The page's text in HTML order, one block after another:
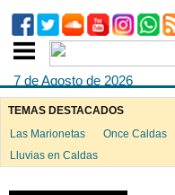
7 de Agosto de 2026
TEMAS DESTACADOS
Las Marionetas
Once Caldas
Lluvias en Caldas